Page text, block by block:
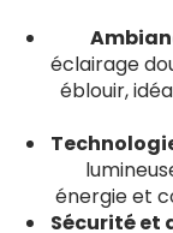
éclairage
éblouir,
énergie et
Sécurité et